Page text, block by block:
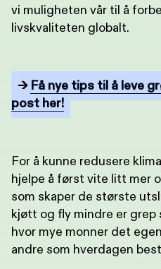
vi muligheten vår til å
livskvaliteten globalt.
→ Få nye tips til å leve
post her!
For å kunne redusere
hjelpe å først vite litt mer
som skaper de største
kjøtt og fly mindre er
hvor mye monner det
andre som hverdagen